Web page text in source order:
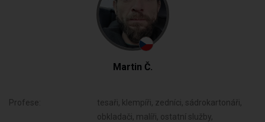
Martin Č.
Profese:
tesaři, klempíři, zedníci, sádrokartonáři,
obkladači, malíři, ostatní služby,